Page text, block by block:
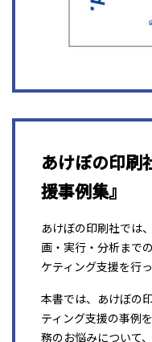
あけぼの印刷
援事例集』
あけぼの印刷社では
画・実行・分析まで
ケティング支援を行っ
本書では、あけぼの
ティング支援の事例
務のお悩みについて